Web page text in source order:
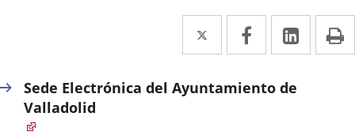
Twitter
Enlace
a
una
Facebook
Enlace
a
una
Enlace
a
Sede Electrónica del Ayuntamiento de
Valladolid